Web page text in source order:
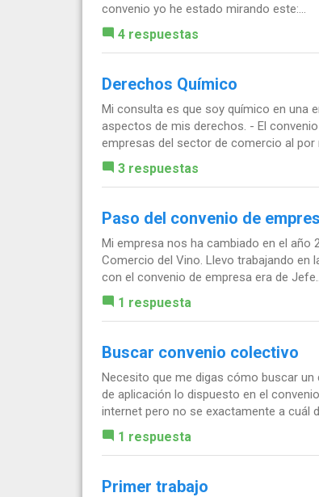
convenio yo he estado mirando este:...
4 respuestas
Derechos Químico
Mi consulta es que soy químico en una
aspectos de mis derechos. - El
empresas del sector de comercio al por
3 respuestas
Paso del convenio de
Mi empresa nos ha cambiado en el año
Comercio del Vino. Llevo trabajando en
con el convenio de empresa era de Jefe...
1 respuesta
Buscar convenio colectivo
Necesito que me digas cómo buscar
de aplicación lo dispuesto en el
internet pero no se exactamente a cuál
1 respuesta
Primer trabajo